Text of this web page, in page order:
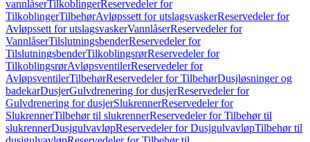
vannlåserTilkoblingerReservedeler for
TilkoblingerTilbehørAvløpssett for utslagsvaskerReservedeler for
Avløpssett for utslagsvaskerVannlåserReservedeler for
VannlåserTilslutningsbenderReservedeler for
TilslutningsbenderTilkoblingsrørReservedeler for
TilkoblingsrørAvløpsventilerReservedeler for
AvløpsventilerTilbehørReservedeler for TilbehørDusjløsninger og
badekarDusjerGulvdrenering for dusjerReservedeler for
Gulvdrenering for dusjerSlukrennerReservedeler for
SlukrennerTilbehør til slukrennerReservedeler for Tilbehør til
slukrennerDusjgulvavløpReservedeler for DusjgulvavløpTilbehør til